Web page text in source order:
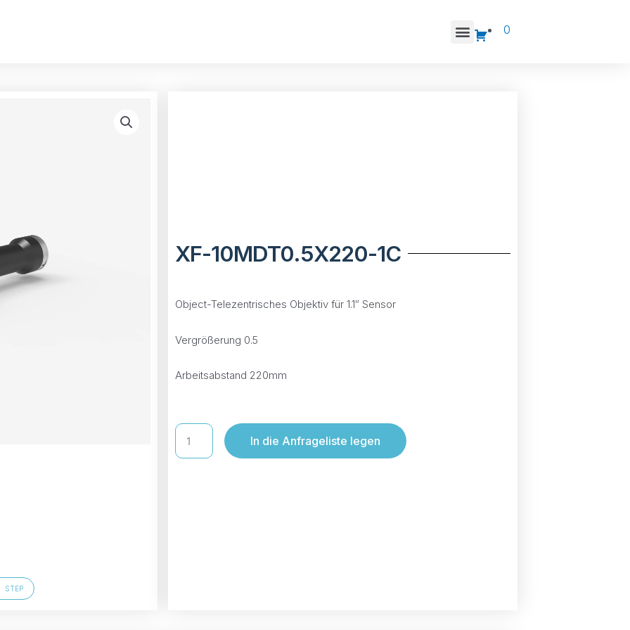
0
STEP
XF-10MDT0.5X220-1C
Object-Telezentrisches Objektiv für 1.1″ Sensor
Vergrößerung 0.5
Arbeitsabstand 220mm
In die Anfrageliste legen